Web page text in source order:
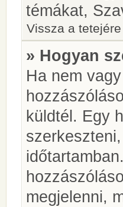
témákat,
Vissza a tetejére
» Hogyan
Ha nem
küldtél. Egy
megjelenni,